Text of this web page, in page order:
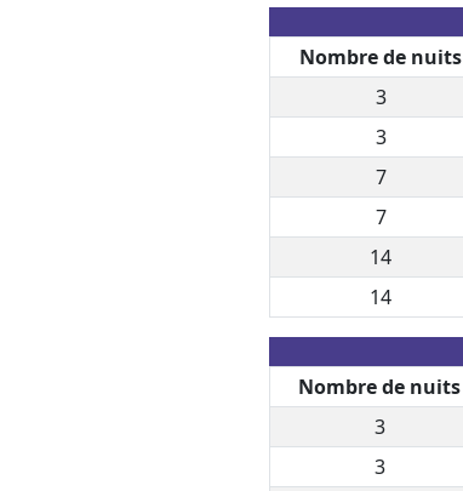
Nombre de nuits
3
3
7
7
14
14
Nombre de nuits
3
3